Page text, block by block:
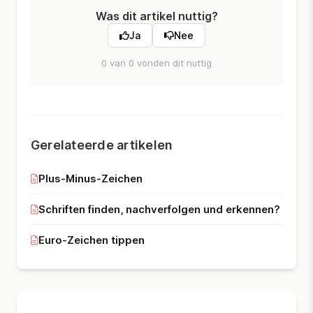
Was dit artikel nuttig?
Ja Nee
0 van 0 vonden dit nuttig
Gerelateerde artikelen
Plus-Minus-Zeichen
Schriften finden, nachverfolgen und erkennen?
Euro-Zeichen tippen